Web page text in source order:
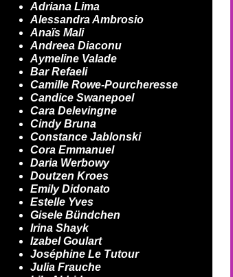
Adriana Lima
Alessandra Ambrosio
Anaïs Mali
Andreea Diaconu
Aymeline Valade
Bar Refaeli
Camille Rowe-Pourcheresse
Candice Swanepoel
Cara Delevingne
Cindy Bruna
Constance Jablonski
Cora Emmanuel
Daria Werbowy
Doutzen Kroes
Emily Didonato
Estelle Yves
Gisele Bündchen
Irina Shayk
Izabel Goulart
Joséphine Le Tutour
Julia Frauche